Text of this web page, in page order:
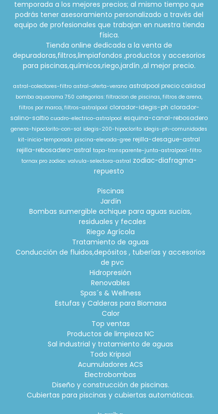
temporada a los mejores precios; al mismo tiempo que
podrás tener asesoramiento personalizado a través del
equipo de profesionales que trabajan en nuestra tienda
física.
Tienda online dedicada a la venta de
depuradoras,filtros,limpiafondos ,productos y accesorios
para piscinas,químicos,riego,jardín ,al mejor precio.
astral-colectores-filtro astral-oferta-verano astralpool precio calidad
bomba aquarama 750 categorias: filtracion de piscinas, filtros de arena,
filtros por marca, filtros-astralpool clorador-idegis-ph clorador-
salino-saltio cuadro-electrico-astralpool esquina-canal-rebosadero
genera-hipoclorito-con-sal idegis-200-hipoclorito idegis-ph-comunidades
kit-inicio-temporada piscina-elevada-gree rejilla-desague-astral
rejilla-rebosadero-astral tapa-transparente-junta-astralpool-filtro
tornax pro zodiac valvula-selectora-astral zodiac-diafragma-
repuesto
Piscinas
Jardín
Bombas sumergible achique para aguas sucias,
residuales y fecales
Riego Agrícola
Tratamiento de aguas
Conducción de fluidos,depósitos , tuberías y accesorios
de pvc
Hidropresión
Renovables
Spas´s & Wellness
Estufas y Calderas para Biomasa
Calor
Top ventas
Productos de limpieza NC
Sal industrial y tratamiento de aguas
Todo Kripsol
Acumuladores ACS
Electrobombas
Diseño y construcción de piscinas.
Cubiertas para piscinas y cubiertas automáticas.